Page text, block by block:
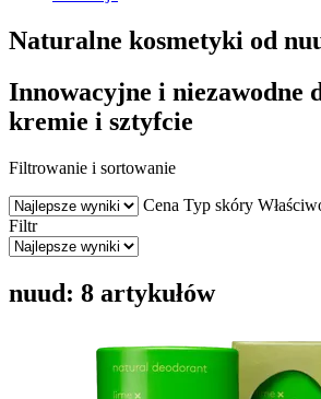
Naturalne kosmetyki od
Innowacyjne i niezawodne
kremie i sztyfcie
Filtrowanie i sortowanie
Cena Typ skóry
Filtr
nuud: 8 artykułów